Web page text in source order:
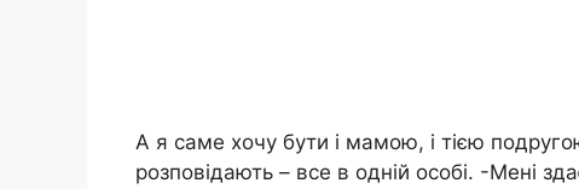
А я саме хочу бути і мамою, і тією
розповідають – все в одній особі. -Мені